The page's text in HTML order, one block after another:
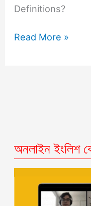
Definitions?
Read More »
অনলাইন ইংলিশ